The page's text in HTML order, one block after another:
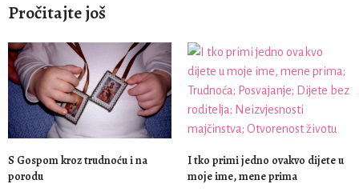
Pročitajte još
S Gospom kroz trudnoću i na
porodu
I tko primi jedno ovakvo dijete u
moje ime, mene prima